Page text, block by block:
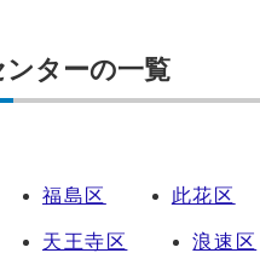
ンターの一覧
福島区 此花区
天王寺区 浪速区